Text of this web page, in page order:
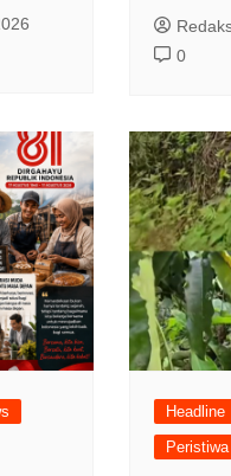
0
Headline
Peristiwa